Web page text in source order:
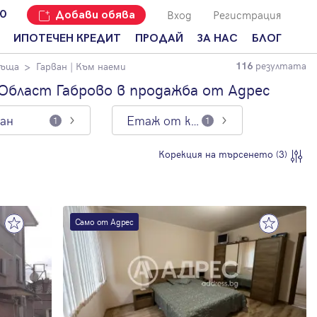
Добави обява Вход Регистрация
ИПОТЕЧЕН КРЕДИТ ПРОДАЙ
Защо да
продам
имот с
ЗА НАС
Наши офиси
Кариери
Кои сме ние?
Мениджмънт
Франчайз
Често
задавани
въпроси
БЛОГ
За продавачи
За купувачи
кредитиране
За
наематели
Анализ на
пазара
Новини
Гарван | Към наеми 116 резултата
Габрово в продажба от Адрес
1 Етаж от къща 1
Корекция на търсенето (3)
Само от Адрес